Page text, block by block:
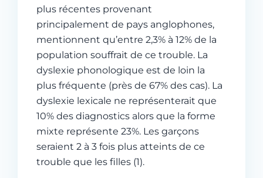
plus récentes provenant
principalement de pays anglophones,
mentionnent qu’entre 2,3% à 12% de la
population souffrait de ce trouble. La
dyslexie phonologique est de loin la
plus fréquente (près de 67% des cas). La
dyslexie lexicale ne représenterait que
10% des diagnostics alors que la forme
mixte représente 23%. Les garçons
seraient 2 à 3 fois plus atteints de ce
trouble que les filles (1).